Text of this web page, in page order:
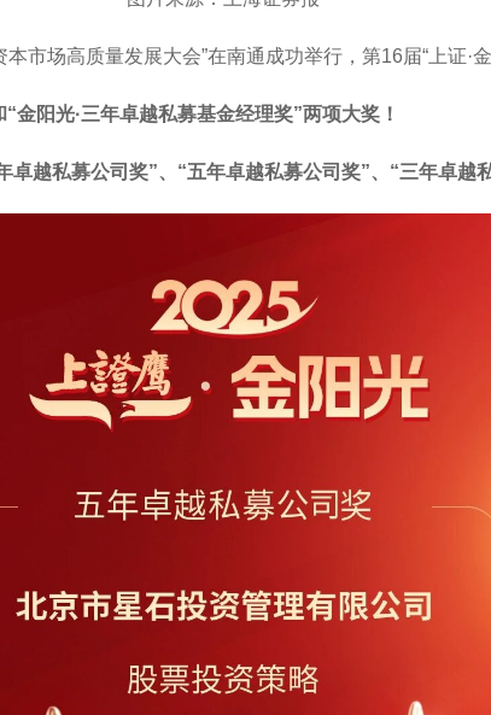
市场高质量发展大会”在南通成功举行，第16届“上证·
金阳光·三年卓越私募基金经理奖”两项大奖！
越私募公司奖”、“五年卓越私募公司奖”、“三年卓越